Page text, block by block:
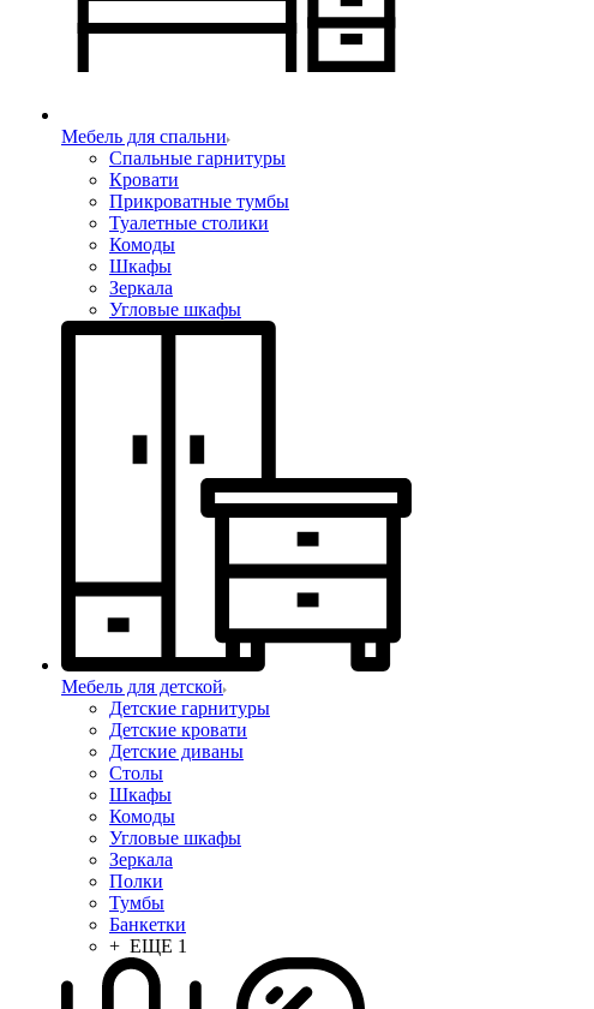
Мебель для спальни
Спальные гарнитуры
Кровати
Прикроватные тумбы
Туалетные столики
Комоды
Шкафы
Зеркала
Угловые шкафы
Мебель для детской
Детские гарнитуры
Детские кровати
Детские диваны
Столы
Шкафы
Комоды
Угловые шкафы
Зеркала
Полки
Тумбы
Банкетки
+ ЕЩЕ 1